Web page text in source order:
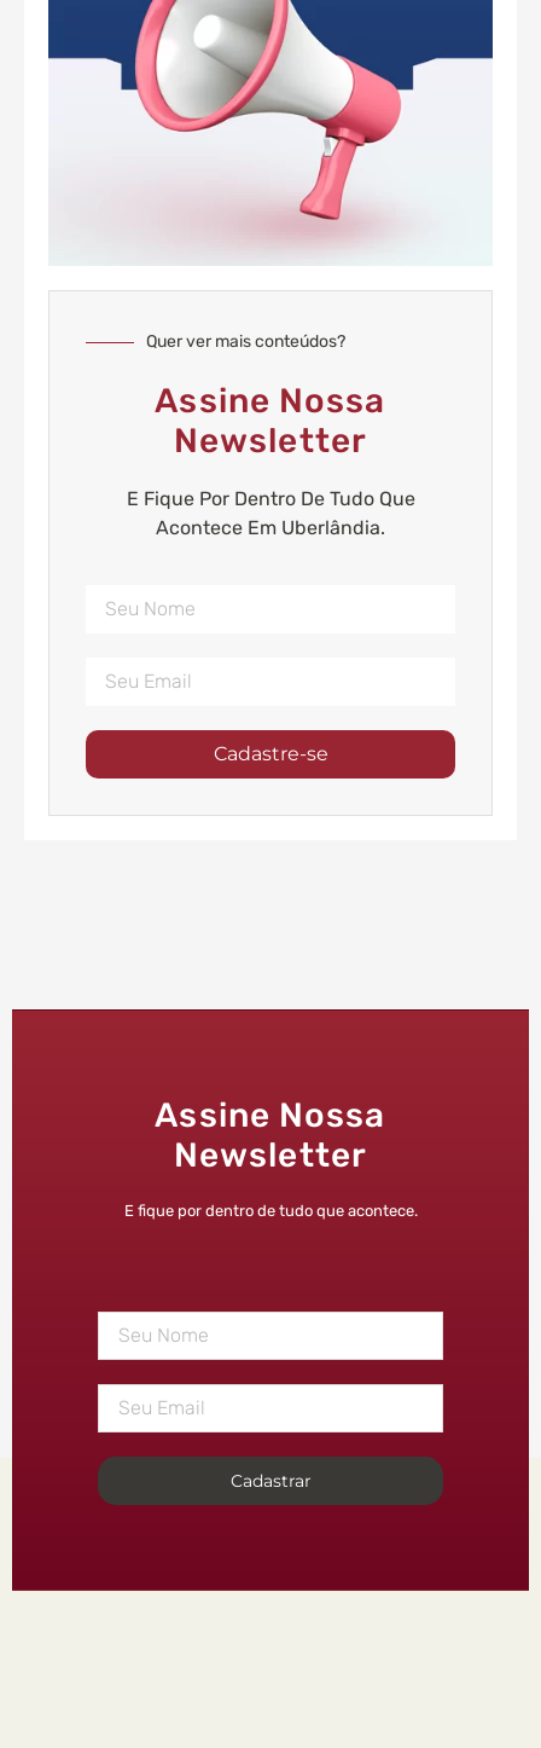
Quer ver mais conteúdos?
Assine Nossa
Newsletter
E Fique Por Dentro De Tudo Que
Acontece Em Uberlândia.
Cadastre-se
Assine Nossa
Newsletter
E fique por dentro de tudo que acontece.
Cadastrar